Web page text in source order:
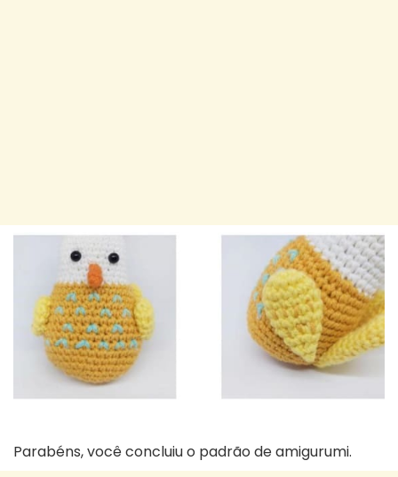
Parabéns, você concluiu o padrão de amigurumi.